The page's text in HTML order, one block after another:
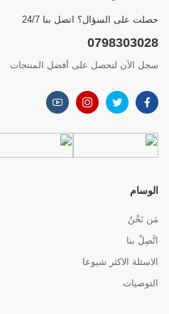
حصلت على السؤال؟ اتصل بنا 24/7
0798303028
سجل الآن لتحصل على أفضل المنتجات
الوسام
مَن نَحْنُ
اتَّصِلْ بنا
الاسئلة الاكثر شيوعا
التوصيات